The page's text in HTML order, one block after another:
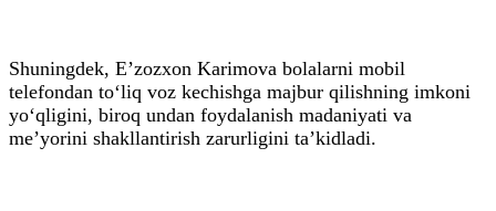
Shuningdek, E’zozxon Karimova bolalarni mobil
telefondan to‘liq voz kechishga majbur qilishning imkoni
yo‘qligini, biroq undan foydalanish madaniyati va
me’yorini shakllantirish zarurligini ta’kidladi.